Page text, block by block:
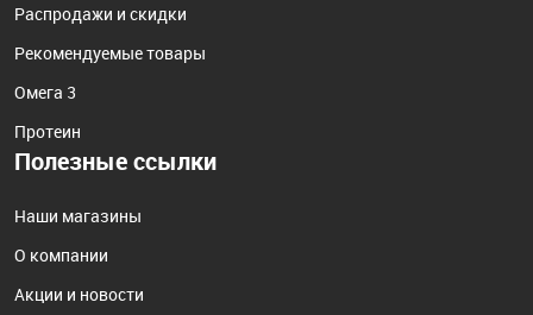
Распродажи и скидки
Рекомендуемые товары
Омега 3
Протеин
Полезные ссылки
Наши магазины
О компании
Акции и новости